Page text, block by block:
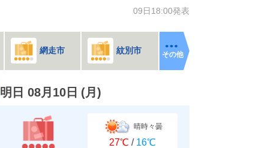
09日18:00発表
網走市 紋別市 その他
明日 08月10日 (月 )
晴時々曇
27℃ / 16℃